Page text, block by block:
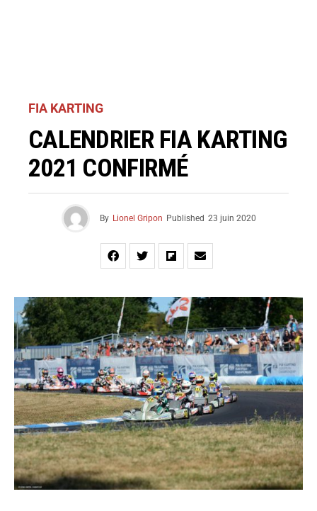
FIA KARTING
CALENDRIER FIA KARTING
2021 CONFIRMÉ
By Lionel Gripon Published 23 juin 2020